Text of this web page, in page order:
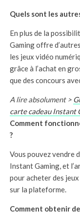
Quels sont les
En plus de la
Gaming offre
les jeux vidéo
grâce à l’achat en
que des concours
A lire absolument >
carte cadeau Instant
Comment
?
Vous pouvez vendre
Instant Gaming, et
pour acheter des
sur la plateforme.
Comment obtenir